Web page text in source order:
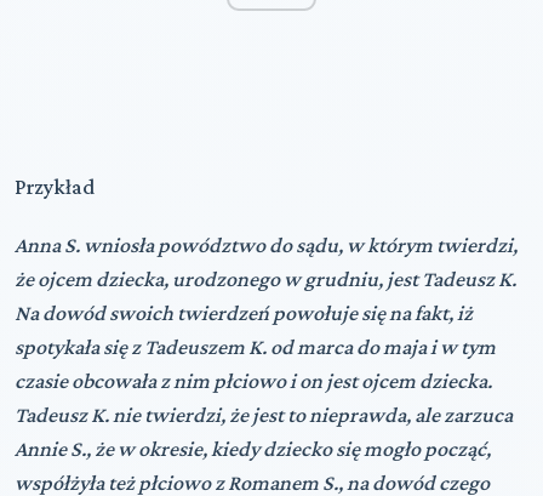
Przykład
Anna S. wniosła powództwo do sądu, w którym twierdzi,
że ojcem dziecka, urodzonego w grudniu, jest Tadeusz K.
Na dowód swoich twierdzeń powołuje się na fakt, iż
spotykała się z Tadeuszem K. od marca do maja i w tym
czasie obcowała z nim płciowo i on jest ojcem dziecka.
Tadeusz K. nie twierdzi, że jest to nieprawda, ale zarzuca
Annie S., że w okresie, kiedy dziecko się mogło począć,
współżyła też płciowo z Romanem S., na dowód czego